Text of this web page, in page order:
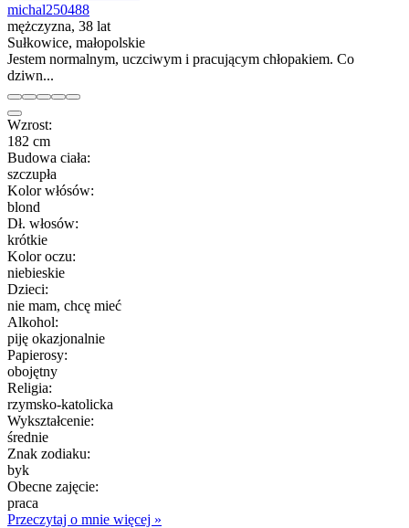
michal250488
mężczyzna, 38 lat
Sułkowice, małopolskie
Jestem normalnym, uczciwym i pracującym chłopakiem. Co
dziwn...
Wzrost:
182 cm
Budowa ciała:
szczupła
Kolor włósów:
blond
Dł. włosów:
krótkie
Kolor oczu:
niebieskie
Dzieci:
nie mam, chcę mieć
Alkohol:
piję okazjonalnie
Papierosy:
obojętny
Religia:
rzymsko-katolicka
Wykształcenie:
średnie
Znak zodiaku:
byk
Obecne zajęcie:
praca
Przeczytaj o mnie więcej »